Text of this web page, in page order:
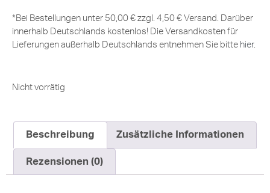
*Bei Bestellungen unter 50,00 € zzgl. 4,50 € Versand. Darüber
innerhalb Deutschlands kostenlos! Die Versandkosten für
Lieferungen außerhalb Deutschlands entnehmen Sie bitte hier.
Nicht vorrätig
Beschreibung Zusätzliche Informationen
Rezensionen (0)